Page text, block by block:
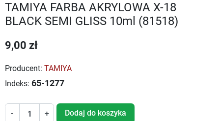
TAMIYA FARBA AKRYLOWA X-18
BLACK SEMI GLISS 10ml (81518)
9,00 zł
Producent: TAMIYA
Indeks: 65-1277
- + Dodaj do koszyka